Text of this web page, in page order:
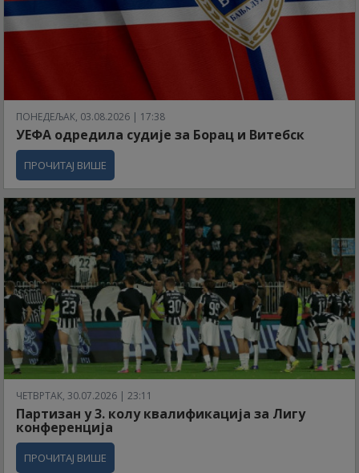
ПОНЕДЕЉАК, 03.08.2026 | 17:38
УЕФА одредила судије за Борац и Витебск
ПРОЧИТАЈ ВИШЕ
ЧЕТВРТАК, 30.07.2026 | 23:11
Партизан у 3. колу квалификација за Лигу
конференција
ПРОЧИТАЈ ВИШЕ